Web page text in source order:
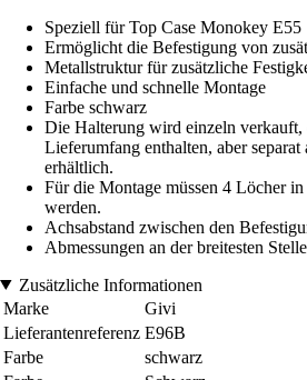
Speziell für Top Case Monokey E55
Ermöglicht die Befestigung von
Metallstruktur für zusätzliche
Einfache und schnelle Montage
Farbe schwarz
Die Halterung wird einzeln verkauft,
Lieferumfang enthalten, aber separat
erhältlich.
Für die Montage müssen 4 Löcher in
werden.
Achsabstand zwischen den
Abmessungen an der breitesten
Zusätzliche Informationen
Marke
Givi
Lieferantenreferenz E96B
Farbe
schwarz